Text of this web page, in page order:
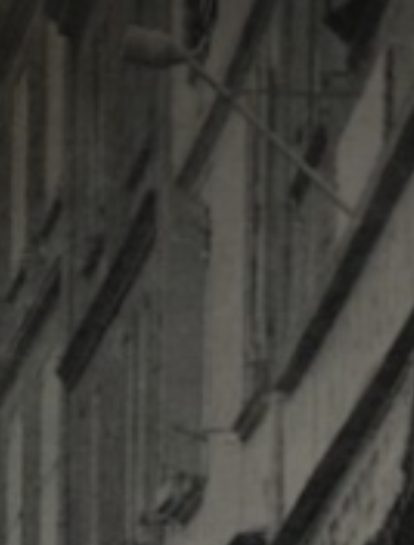
Statut / Organisation
J'accepte les termes et conditions
* Champ obligatoire
termes et conditions
* Champ obligatoire